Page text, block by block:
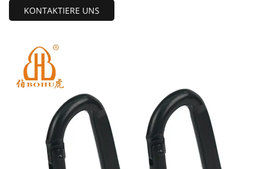
andere Lifehacks.Befestigen Sie es an Ihrem
Sie es in Ihrem täglichen Leben.Hände weg!Dieses Produkt
hat unzählige Verwendungsmöglichkeiten, es kann auf Reisen,
als Griff oder Aufhänger verwendet werden und hat
Dutzende von Anwendungen rund ums Haus, Wohnmobil und
Boot, was es sehr praktisch und bequem für Ihr tägliches
Leben macht.
KONTAKTIERE UNS